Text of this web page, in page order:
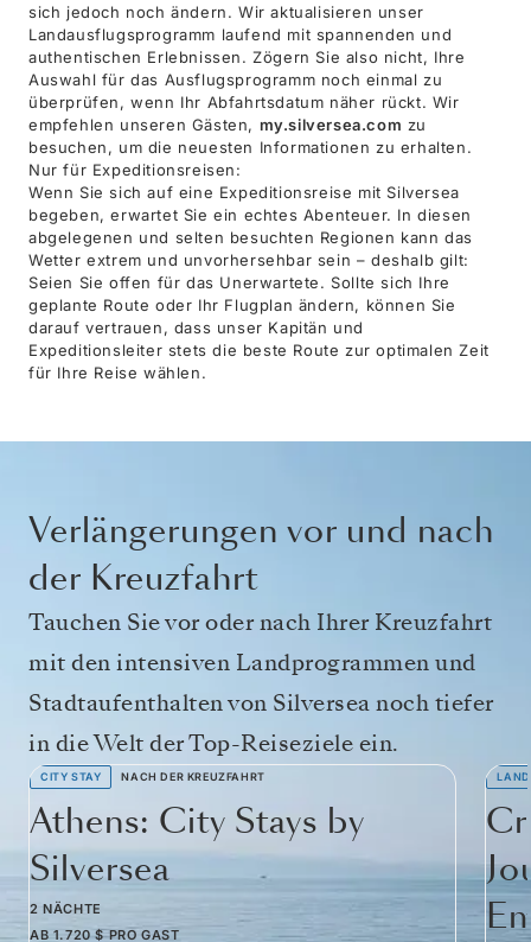
sich jedoch noch ändern. Wir aktualisieren unser
Landausflugsprogramm laufend mit spannenden und
authentischen Erlebnissen. Zögern Sie also nicht, Ihre
Auswahl für das Ausflugsprogramm noch einmal zu
überprüfen, wenn Ihr Abfahrtsdatum näher rückt. Wir
empfehlen unseren Gästen, my.silversea.com zu
besuchen, um die neuesten Informationen zu erhalten.
Nur für Expeditionsreisen:
Wenn Sie sich auf eine Expeditionsreise mit Silversea
begeben, erwartet Sie ein echtes Abenteuer. In diesen
abgelegenen und selten besuchten Regionen kann das
Wetter extrem und unvorhersehbar sein – deshalb gilt:
Seien Sie offen für das Unerwartete. Sollte sich Ihre
geplante Route oder Ihr Flugplan ändern, können Sie
darauf vertrauen, dass unser Kapitän und
Expeditionsleiter stets die beste Route zur optimalen Zeit
für Ihre Reise wählen.
Verlängerungen vor und nach
der Kreuzfahrt
Tauchen Sie vor oder nach Ihrer Kreuzfahrt
mit den intensiven Landprogrammen und
Stadtaufenthalten von Silversea noch tiefer
in die Welt der Top-Reiseziele ein.
CITY STAY NACH DER KREUZFAHRT
Athens: City Stays by
Silversea
2 NÄCHTE
AB 1.720 $ PRO GAST